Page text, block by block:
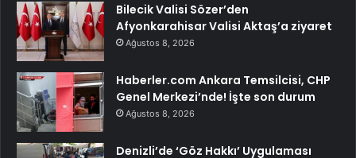
Bilecik Valisi Sözer’den
Afyonkarahisar Valisi Aktaş’a ziyaret
Ağustos 8, 2026
Haberler.com Ankara Temsilcisi, CHP
Genel Merkezi’nde! İşte son durum
Ağustos 8, 2026
Denizli’de ‘Göz Hakkı’ Uygulaması